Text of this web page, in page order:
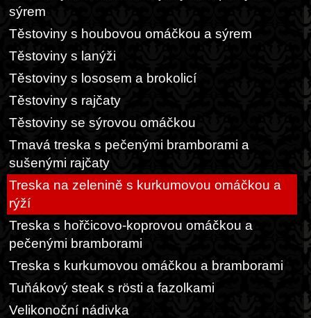
sýrem
Těstoviny s houbovou omáčkou a sýrem
Těstoviny s lanýži
Těstoviny s lososem a brokolicí
Těstoviny s rajčaty
Těstoviny se sýrovou omáčkou
Tmavá treska s pečenými bramborami a
sušenými rajčaty
Treska na zelenině s kurkumovou omáčkou a
rýží
Treska s hořčicovo-koprovou omáčkou a
pečenými bramborami
Treska s kurkumovou omáčkou a bramborami
Tuňákový steak s rösti a fazolkami
Velikonoční nádivka